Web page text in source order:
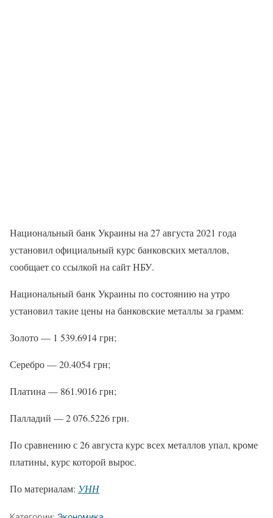
Национальный банк Украины на 27 августа 2021 года
установил официальный курс банковских металлов,
сообщает со ссылкой на сайт НБУ.
Национальный банк Украины по состоянию на утро
установил такие цены на банковские металлы за грамм:
Золото — 1 539.6914 грн;
Серебро — 20.4054 грн;
Платина — 861.9016 грн;
Палладий — 2 076.5226 грн.
По сравнению с 26 августа курс всех металлов упал, кроме
платины, курс которой вырос.
По материалам: УНН